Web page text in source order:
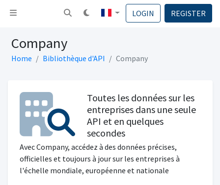
Basculer la navigation LOGIN REGISTER
Company
Home Bibliothèque d'API Company
Toutes les données sur les
entreprises dans une seule
API et en quelques
secondes
Avec Company, accédez à des données précises,
officielles et toujours à jour sur les entreprises à
l'échelle mondiale, européenne et nationale